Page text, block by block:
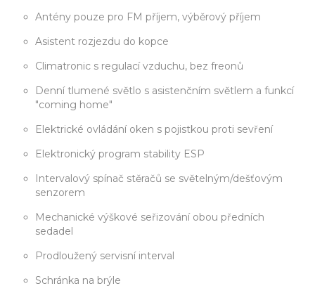
Antény pouze pro FM příjem, výběrový příjem
Asistent rozjezdu do kopce
Climatronic s regulací vzduchu, bez freonů
Denní tlumené světlo s asistenčním světlem a funkcí
"coming home"
Elektrické ovládání oken s pojistkou proti sevření
Elektronický program stability ESP
Intervalový spínač stěračů se světelným/dešťovým
senzorem
Mechanické výškové seřizování obou předních
sedadel
Prodloužený servisní interval
Schránka na brýle